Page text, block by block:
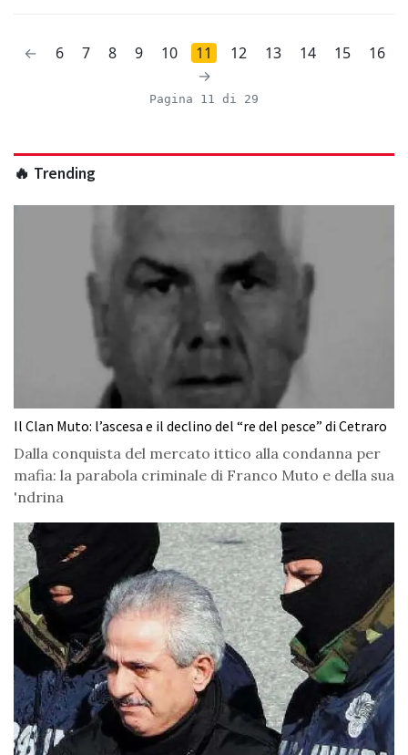
← 6 7 8 9 10 11 12 13 14 15
16
→
Pagina 11 di 29
🔥 Trending
Il Clan Muto: l’ascesa e il declino del “re del pesce” di Cetraro
Dalla conquista del mercato ittico alla condanna per
mafia: la parabola criminale di Franco Muto e della sua
'ndrina